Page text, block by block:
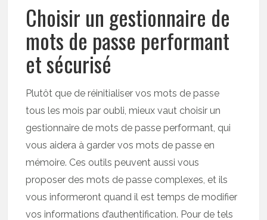
Choisir un gestionnaire de
mots de passe performant
et sécurisé
Plutôt que de réinitialiser vos mots de passe
tous les mois par oubli, mieux vaut choisir un
gestionnaire de mots de passe performant, qui
vous aidera à garder vos mots de passe en
mémoire. Ces outils peuvent aussi vous
proposer des mots de passe complexes, et ils
vous informeront quand il est temps de modifier
vos informations d’authentification. Pour de tels